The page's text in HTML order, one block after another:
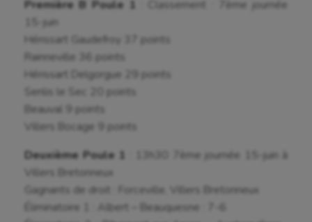
Aéronautique
Athlétisme
Première B Poule 1 : Classement : 7ème journée
15-juin
Hérissart Gaudefroy 37 points
Rainneville 36 points
Hérissart Delgorgue 29 points
Senlis le Sec 20 points
Beauval 9 points
Villers Bocage 9 points
Deuxième Poule 1 : 13h30 7ème journée 15-juin à
Villers Bretonneux
Gagnants de droit : Forceville, Villers Bretonneux
Éliminatoire 1 : Albert – Beauquesne : 7-6